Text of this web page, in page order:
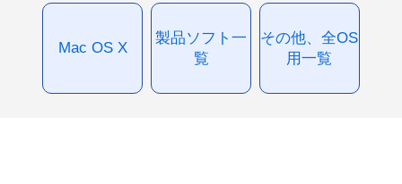
Mac OS X
製品ソフト一
覧
その他、全OS
用一覧